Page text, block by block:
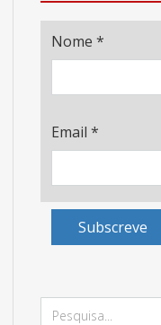
Nome *
Email *
Subscreve